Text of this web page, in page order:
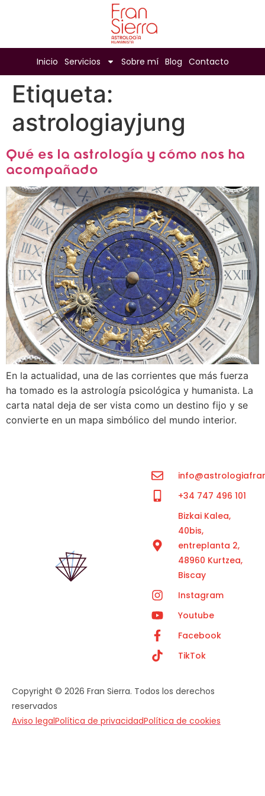
Inicio Servicios Sobre mí Blog Contacto
Etiqueta:
astrologiayjung
Qué es la astrología y cómo nos ha
acompañado
En la actualidad, una de las corrientes que más fuerza
ha tomado es la astrología psicológica y humanista. La
carta natal deja de ser vista como un destino fijo y se
convierte en un mapa simbólico del mundo interior.
+34 747 496 101
Bizkai Kalea,
40bis,
entreplanta 2,
48960 Kurtzea,
Biscay
Instagram
Youtube
Facebook
TikTok
Copyright © 2026 Fran Sierra. Todos los derechos
reservados
Aviso legalPolítica de privacidadPolítica de cookies